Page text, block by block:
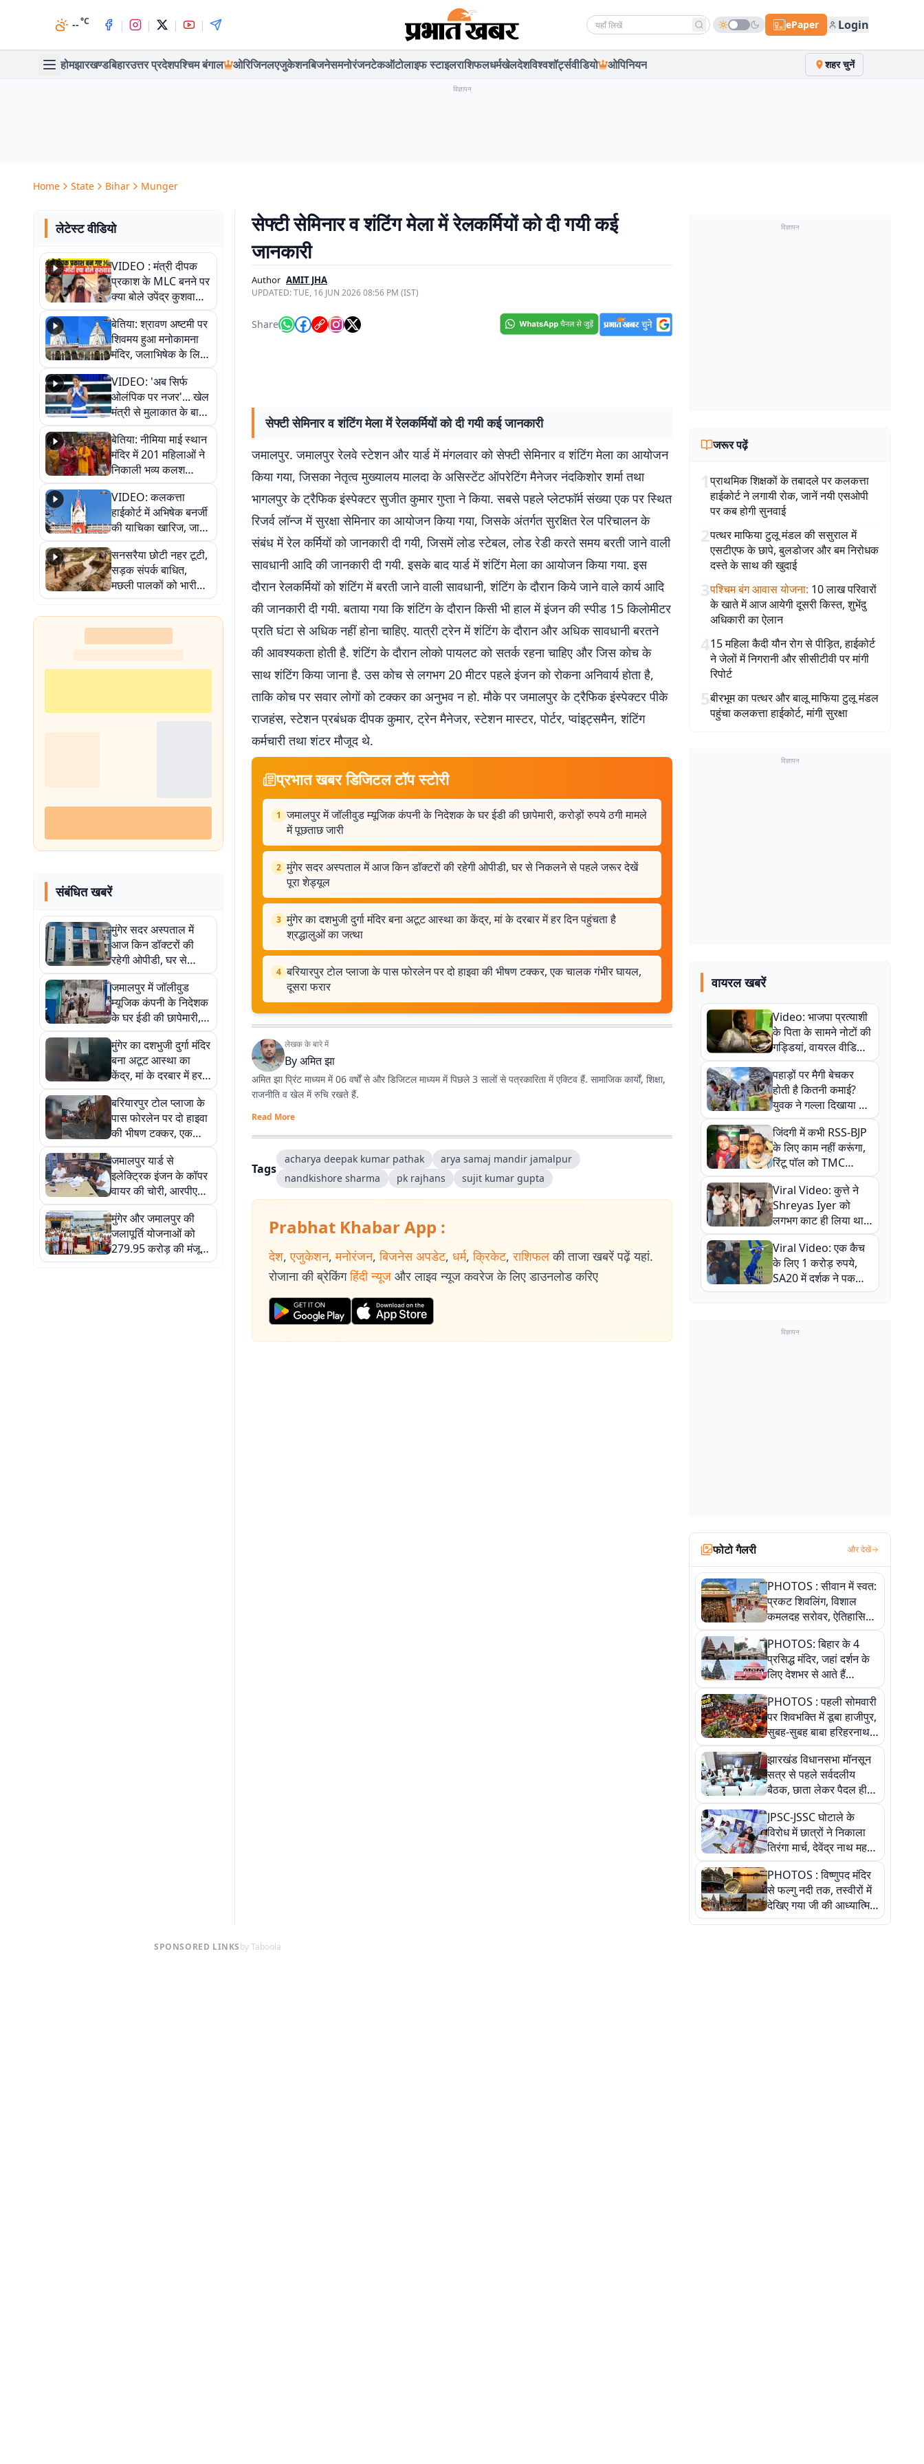
--°C | | | | Search news ePaper Login
होमझारखण्डबिहारउत्तर प्रदेशपश्चिम बंगाल ओरिजिनलएजुकेशनबिजनेसमनोरंजनटेकऑटोलाइफ स्टाइलराशिफलधर्मखेलदेशविश्वशॉर्ट्सवीडियो ओपिनियन शहर चुनें
विज्ञापन
Home State Bihar Munger
लेटेस्ट वीडियो
VIDEO : मंत्री दीपक
प्रकाश के MLC बनने पर
क्या बोले उपेंद्र कुशवाहा,
सुनिए
बेतिया: श्रावण अष्टमी पर
शिवमय हुआ मनोकामना
मंदिर, जलाभिषेक के लिए
लगी लंबी कतारें
VIDEO: 'अब सिर्फ
ओलंपिक पर नजर'... खेल
मंत्री से मुलाकात के बाद
जैसमीन लंबोरिया का बड़ा
बयान
बेतिया: नीमिया माई स्थान
मंदिर में 201 महिलाओं ने
निकाली भव्य कलश
शोभायात्रा, शिवलिंग
प्राण-प्रतिष्ठा महोत्सव
शुरू
VIDEO: कलकत्ता
हाईकोर्ट में अभिषेक बनर्जी
की याचिका खारिज, जानें
क्या है पूरा मामला
सनसरैया छोटी नहर टूटी,
सड़क संपर्क बाधित,
मछली पालकों को भारी
नुकसान
संबंधित खबरें
मुंगेर सदर अस्पताल में
आज किन डॉक्टरों की
रहेगी ओपीडी, घर से
निकलने से पहले जरूर
देखें पूरा शेड्यूल
जमालपुर में जॉलीवुड
म्यूजिक कंपनी के निदेशक
के घर ईडी की छापेमारी,
करोड़ों रुपये ठगी मामले में
पूछताछ जारी
मुंगेर का दशभुजी दुर्गा मंदिर
बना अटूट आस्था का
केंद्र, मां के दरबार में हर
दिन पहुंचता है श्रद्धालुओं
का जत्था
बरियारपुर टोल प्लाजा के
पास फोरलेन पर दो हाइवा
की भीषण टक्कर, एक
चालक गंभीर घायल, दूसरा
फरार
जमालपुर यार्ड से
इलेक्ट्रिक इंजन के कॉपर
वायर की चोरी, आरपीएफ
जांच में जुटी, सुरक्षा
व्यवस्था पर उठे सवाल
मुंगेर और जमालपुर की
जलापूर्ति योजनाओं को
279.95 करोड़ की मंजूरी,
हजारों घरों तक पहुंचेगा
सेफ्टी सेमिनार व शंटिंग मेला में रेलकर्मियों को दी गयी कई
जानकारी
Author AMIT JHA
UPDATED:TUE, 16 JUN 2026 08:56 PM (IST)
Share
सेफ्टी सेमिनार व शंटिंग मेला में रेलकर्मियों को दी गयी कई जानकारी
जमालपुर. जमालपुर रेलवे स्टेशन और यार्ड में मंगलवार को सेफ्टी सेमिनार व शंटिंग मेला का आयोजन
किया गया, जिसका नेतृत्व मुख्यालय मालदा के असिस्टेंट ऑपरेटिंग मैनेजर नंदकिशोर शर्मा तथा
भागलपुर के ट्रैफिक इंस्पेक्टर सुजीत कुमार गुप्ता ने किया. सबसे पहले प्लेटफाॅर्म संख्या एक पर स्थित
रिजर्व लॉन्ज में सुरक्षा सेमिनार का आयोजन किया गया, जिसके अंतर्गत सुरक्षित रेल परिचालन के
संबंध में रेल कर्मियों को जानकारी दी गयी, जिसमें लोड स्टेबल, लोड रेडी करते समय बरती जाने वाली
सावधानी आदि की जानकारी दी गयी. इसके बाद यार्ड में शंटिंग मेला का आयोजन किया गया. इस
दौरान रेलकर्मियों को शंटिंग में बरती जाने वाली सावधानी, शंटिंग के दौरान किये जाने वाले कार्य आदि
की जानकारी दी गयी. बताया गया कि शंटिंग के दौरान किसी भी हाल में इंजन की स्पीड 15 किलोमीटर
प्रति घंटा से अधिक नहीं होना चाहिए. यात्री ट्रेन में शंटिंग के दौरान और अधिक सावधानी बरतने
की आवश्यकता होती है. शंटिंग के दौरान लोको पायलट को सतर्क रहना चाहिए और जिस कोच के
साथ शंटिंग किया जाना है. उस कोच से लगभग 20 मीटर पहले इंजन को रोकना अनिवार्य होता है,
ताकि कोच पर सवार लोगों को टक्कर का अनुभव न हो. मौके पर जमालपुर के ट्रैफिक इंस्पेक्टर पीके
राजहंस, स्टेशन प्रबंधक दीपक कुमार, ट्रेन मैनेजर, स्टेशन मास्टर, पोर्टर, प्वांइट्समैन, शंटिंग
कर्मचारी तथा शंटर मौजूद थे.
प्रभात खबर डिजिटल टॉप स्टोरी
1 जमालपुर में जॉलीवुड म्यूजिक कंपनी के निदेशक के घर ईडी की छापेमारी, करोड़ों रुपये ठगी मामले
में पूछताछ जारी
2 मुंगेर सदर अस्पताल में आज किन डॉक्टरों की रहेगी ओपीडी, घर से निकलने से पहले जरूर देखें
पूरा शेड्यूल
3 मुंगेर का दशभुजी दुर्गा मंदिर बना अटूट आस्था का केंद्र, मां के दरबार में हर दिन पहुंचता है
श्रद्धालुओं का जत्था
4 बरियारपुर टोल प्लाजा के पास फोरलेन पर दो हाइवा की भीषण टक्कर, एक चालक गंभीर घायल,
दूसरा फरार
लेखक के बारे में
Byअमित झा
अमित झा प्रिंट माध्यम में 06 वर्षों से और डिजिटल माध्यम में पिछले 3 सालों से पत्रकारिता में एक्टिव हैं. सामाजिक कार्यों, शिक्षा,
राजनीति व खेल में रुचि रखते हैं.
Read More
Tags
acharya deepak kumar pathak
arya samaj mandir jamalpur
nandkishore sharma
pk rajhans sujit kumar gupta
Prabhat Khabar App :
देश, एजुकेशन, मनोरंजन, बिजनेस अपडेट, धर्म, क्रिकेट, राशिफल की ताजा खबरें पढ़ें यहां.
रोजाना की ब्रेकिंग हिंदी न्यूज और लाइव न्यूज कवरेज के लिए डाउनलोड करिए
विज्ञापन
जरूर पढ़ें
1प्राथमिक शिक्षकों के तबादले पर कलकत्ता
हाईकोर्ट ने लगायी रोक, जानें नयी एसओपी
पर कब होगी सुनवाई
2पत्थर माफिया टुलू मंडल की ससुराल में
एसटीएफ के छापे, बुलडोजर और बम निरोधक
दस्ते के साथ की खुदाई
3पश्चिम बंग आवास योजना: 10 लाख परिवारों
के खाते में आज आयेगी दूसरी किस्त, शुभेंदु
अधिकारी का ऐलान
415 महिला कैदी यौन रोग से पीड़ित, हाईकोर्ट
ने जेलों में निगरानी और सीसीटीवी पर मांगी
रिपोर्ट
5बीरभूम का पत्थर और बालू माफिया टुलू मंडल
पहुंचा कलकत्ता हाईकोर्ट, मांगी सुरक्षा
विज्ञापन
वायरल खबरें
Video: भाजपा प्रत्याशी
के पिता के सामने नोटों की
गड्डियां, वायरल वीडियो
से राजनीति में उबाल,
अजित महतो बोले- TMC
की गंदी चाल
पहाड़ों पर मैगी बेचकर
होती है कितनी कमाई?
युवक ने गल्ला दिखाया तो
नौकरी वालों के खड़े हो गए
कान
जिंदगी में कभी RSS-BJP
के लिए काम नहीं करूंगा,
रिंटू पॉल को TMC
ऑफिस में ले जाकर पीटा,
Video वायरल
Viral Video: कुत्ते ने
Shreyas Iyer को
लगभग काट ही लिया था,
न्यूजीलैंड सीरीज से पहले
बाल-बाल बचे
Viral Video: एक कैच
के लिए 1 करोड़ रुपये,
SA20 में दर्शक ने पकड़ा
एक हाथ से गजब का कैच
विज्ञापन
फोटो गैलरी और देखें
PHOTOS : सीवान में स्वत:
प्रकट शिवलिंग, विशाल
कमलदह सरोवर, ऐतिहासिक
महेंद्रनाथ मंदिर और घंटाघर
की कहानी, तस्वीरों में देखिए
PHOTOS: बिहार के 4
प्रसिद्ध मंदिर, जहां दर्शन के
लिए देशभर से आते हैं
श्रद्धालु, जानिए इनकी
खासियत
PHOTOS : पहली सोमवारी
पर शिवभक्ति में डूबा हाजीपुर,
सुबह-सुबह बाबा हरिहरनाथ
मंदिर पहुंचे तेजस्वी, 10
तस्वीरों में देखें नजारा
झारखंड विधानसभा मॉनसून
सत्र से पहले सर्वदलीय
बैठक, छाता लेकर पैदल ही
सत्ता पक्ष की मीटिंग में पहुंचे
सीएम, देखें तस्वीरें
JPSC-JSSC घोटाले के
विरोध में छात्रों ने निकाला
तिरंगा मार्च, देवेंद्र नाथ महतो
ने किया जल ग्रहण, देखें
तस्वीरें
PHOTOS : विष्णुपद मंदिर
से फल्गु नदी तक, तस्वीरों में
देखिए गया जी की आध्यात्मिक
पहचान
SPONSORED LINKSby Taboola